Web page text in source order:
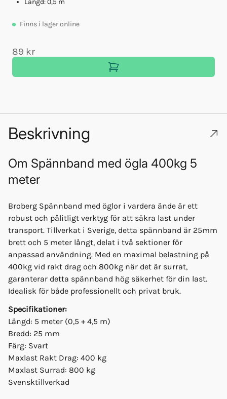
Finns i lager online
89 kr
Beskrivning
Om Spännband med ögla 400kg 5
meter
Broberg Spännband med öglor i vardera ände är ett
robust och pålitligt verktyg för att säkra last under
transport. Tillverkat i Sverige, detta spännband är 25mm
brett och 5 meter långt, delat i två sektioner för
anpassad användning. Med en maximal belastning på
400kg vid rakt drag och 800kg när det är surrat,
garanterar detta spännband hög säkerhet för din last.
Idealisk för både professionellt och privat bruk.
Specifikationer:
Längd: 5 meter (0,5 + 4,5 m)
Bredd: 25 mm
Färg: Svart
Maxlast Rakt Drag: 400 kg
Maxlast Surrad: 800 kg
Svensktillverkad